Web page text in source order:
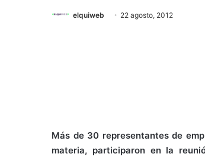
elquiweb 22 agosto, 2012
Más de 30 representantes de
materia, participaron en la